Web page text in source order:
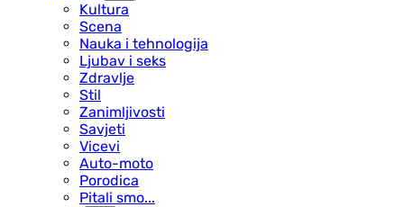
Kultura
Scena
Nauka i tehnologija
Ljubav i seks
Zdravlje
Stil
Zanimljivosti
Savjeti
Vicevi
Auto-moto
Porodica
Pitali smo...